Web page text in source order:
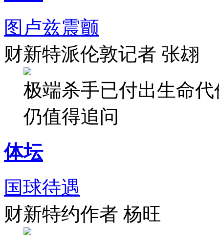
图卢兹震颤
财新特派伦敦记者 张翃
极端杀手已付出生命
仍值得追问
体坛
国球待遇
财新特约作者 杨旺